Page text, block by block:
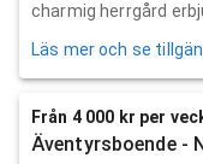
charmig herrgård
Läs mer och se
Från 4 000 kr per
Äventyrsboende -